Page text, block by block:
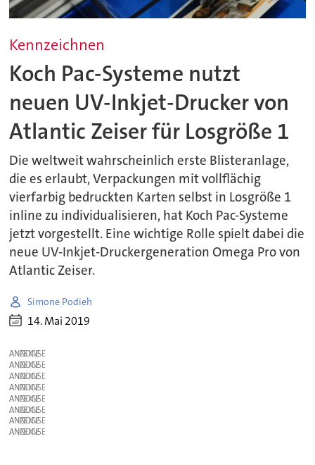
Kennzeichnen
Koch Pac-Systeme nutzt
neuen UV-Inkjet-Drucker von
Atlantic Zeiser für Losgröße 1
Die weltweit wahrscheinlich erste Blisteranlage,
die es erlaubt, Verpackungen mit vollflächig
vierfarbig bedruckten Karten selbst in Losgröße 1
inline zu individualisieren, hat Koch Pac-Systeme
jetzt vorgestellt. Eine wichtige Rolle spielt dabei die
neue UV-Inkjet-Druckergeneration Omega Pro von
Atlantic Zeiser.
Simone Podieh
14. Mai 2019
ANZEIGE
ANZEIGE
ANZEIGE
ANZEIGE
ANZEIGE
ANZEIGE
ANZEIGE
ANZEIGE